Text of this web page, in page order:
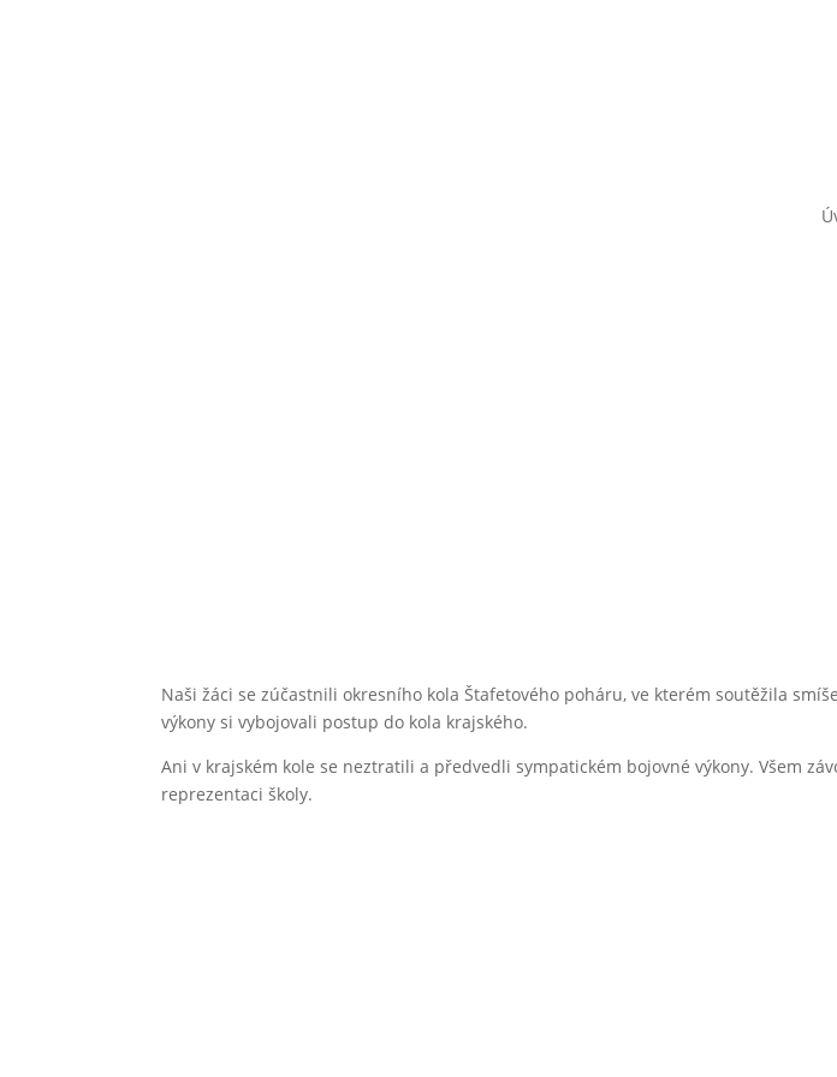
Naši žáci se zúčastnili okresního kola Štafetového poháru, ve kterém soutěžila
výkony si vybojovali postup do kola krajského.
Ani v krajském kole se neztratili a předvedli sympatickém bojovné výkony. Všem
reprezentaci školy.